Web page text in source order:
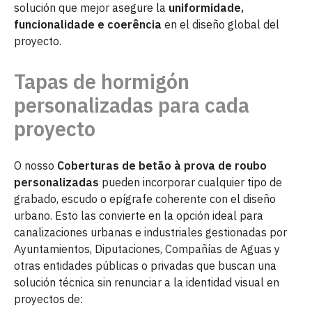
solución que mejor asegure la uniformidade,
funcionalidade e coerência en el diseño global del
proyecto.
Tapas de hormigón
personalizadas para cada
proyecto
O nosso Coberturas de betão à prova de roubo
personalizadas pueden incorporar cualquier tipo de
grabado, escudo o epígrafe coherente con el diseño
urbano. Esto las convierte en la opción ideal para
canalizaciones urbanas e industriales gestionadas por
Ayuntamientos, Diputaciones, Compañías de Aguas y
otras entidades públicas o privadas que buscan una
solución técnica sin renunciar a la identidad visual en
proyectos de: